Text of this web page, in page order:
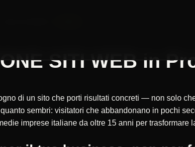
SITI WEB in
di un sito che porti risultati concreti — non solo
sembri: visitatori che abbandonano in pochi
imprese italiane da oltre 15 anni per trasformare